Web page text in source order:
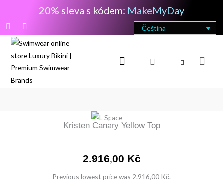
obsah
F
a
c
b
o
o
k
I
n
s
a
g
r
a
20% sleva s kódem: MakeMyDay
Čeština
Cart
Kristen Canary Yellow Top
2.916,00 Kč
Previous lowest price was 2.916,00 Kč.